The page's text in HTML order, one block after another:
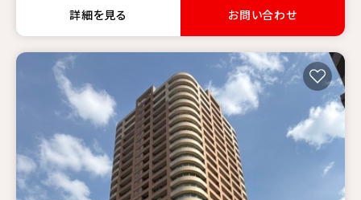
詳細を見る お問い合わせ